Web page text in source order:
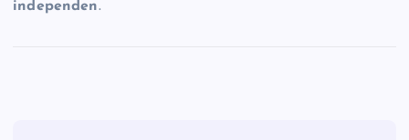
independen.